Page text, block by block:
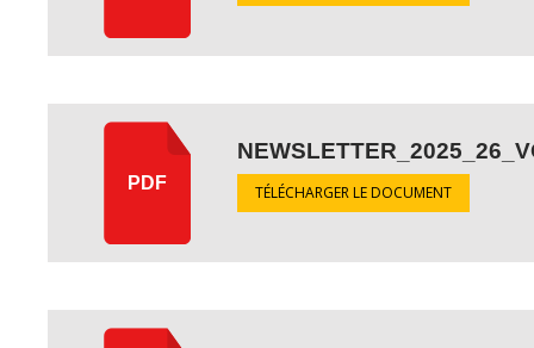
PDF TÉLÉCHARGER LE DOCUMENT